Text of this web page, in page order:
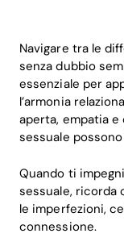
Navigare tra le
senza dubbio
essenziale per
l’armonia
aperta, empatia
sessuale
Quando ti
sessuale, ricorda
le imperfezioni,
connessione.